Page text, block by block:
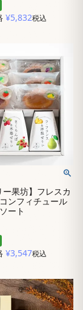
¥5,832税込
ー果坊】フレスカ
ンフィチュール
ート
¥3,547税込